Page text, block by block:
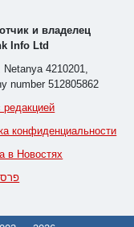
и владелец
Info Ltd
4210201,
number 512805862
редакцией
конфиденциальности
в Новостях